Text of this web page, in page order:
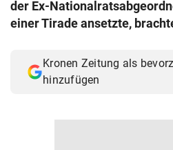
der Ex-
einer Tirade ansetzte,
Kronen Zeitung als
hinzufügen